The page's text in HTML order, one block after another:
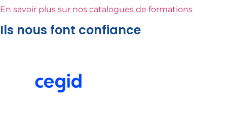
En savoir plus sur nos catalogues de formations
Ils nous font confiance